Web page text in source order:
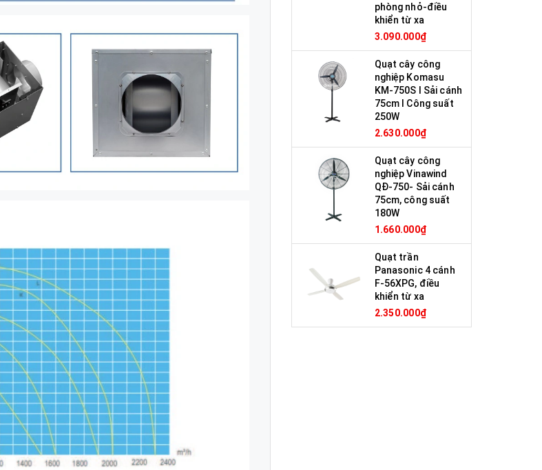
phòng nhỏ-điều
khiển từ xa
3.090.000₫
Quạt cây công
nghiệp Komasu
KM-750S I Sải cánh
75cm I Công suất
250W
2.630.000₫
Quạt cây công
nghiệp Vinawind
QĐ-750- Sải cánh
75cm, công suất
180W
1.660.000₫
Quạt trần
Panasonic 4 cánh
F-56XPG, điều
khiển từ xa
2.350.000₫